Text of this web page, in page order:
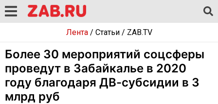
Лента/ Статьи/ ZAB.TV
Более 30 мероприятий соцсферы
проведут в Забайкалье в 2020
году благодаря ДВ-субсидии в 3
млрд руб